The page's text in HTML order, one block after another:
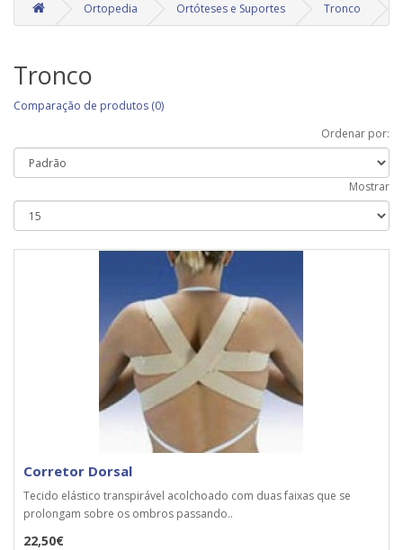
Ortopedia Ortóteses e Suportes Tronco
Tronco
Comparação de produtos (0)
Ordenar por:
Mostrar
Corretor Dorsal
Tecido elástico transpirável acolchoado com duas faixas que se
prolongam sobre os ombros passando..
22,50€